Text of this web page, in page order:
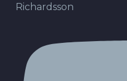
Richardsson